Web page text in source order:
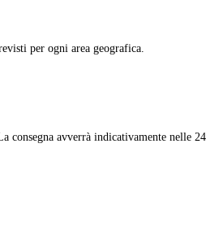
per ogni area geografica.
consegna avverrà indicativamente nelle